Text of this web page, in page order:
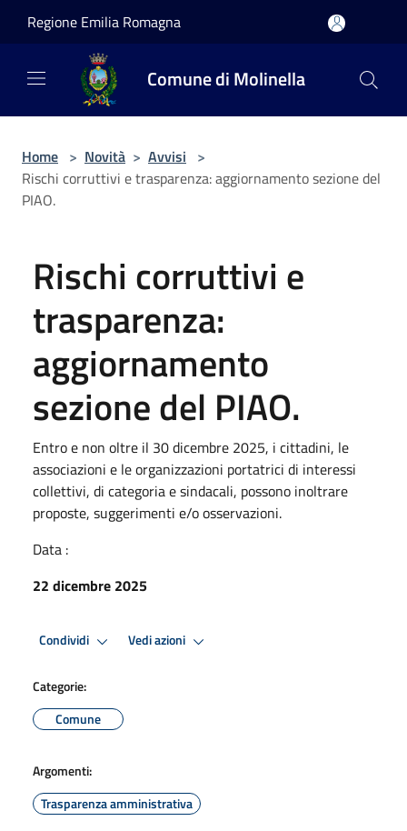
Regione Emilia Romagna
Comune di Molinella
Home > Novità > Avvisi >
Rischi corruttivi e trasparenza: aggiornamento sezione del
PIAO.
Rischi corruttivi e
trasparenza:
aggiornamento
sezione del PIAO.
Entro e non oltre il 30 dicembre 2025, i cittadini, le
associazioni e le organizzazioni portatrici di interessi
collettivi, di categoria e sindacali, possono inoltrare
proposte, suggerimenti e/o osservazioni.
Data :
22 dicembre 2025
Condividi Vedi azioni
Categorie:
Comune
Argomenti:
Trasparenza amministrativa